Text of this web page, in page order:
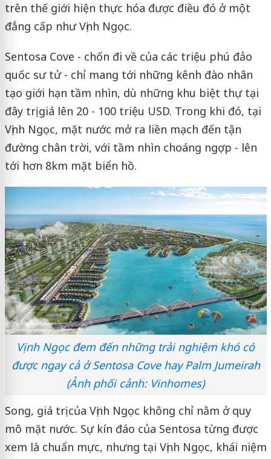
trên thế giới hiện thực hóa được điều đó ở một
đẳng cấp như Vịnh Ngọc.
Sentosa Cove - chốn đi về của các triệu phú đảo
quốc sư tử - chỉ mang tới những kênh đào nhân
tạo giới hạn tầm nhìn, dù những khu biệt thự tại
đây trị giá lên 20 - 100 triệu USD. Trong khi đó, tại
Vịnh Ngọc, mặt nước mở ra liền mạch đến tận
đường chân trời, với tầm nhìn choáng ngợp - lên
tới hơn 8km mặt biển hồ.
Vịnh Ngọc đem đến những trải nghiệm khó có
được ngay cả ở Sentosa Cove hay Palm Jumeirah
(Ảnh phối cảnh: Vinhomes)
Song, giá trị của Vịnh Ngọc không chỉ nằm ở quy
mô mặt nước. Sự kín đáo của Sentosa từng được
xem là chuẩn mực, nhưng tại Vịnh Ngọc, khái niệm